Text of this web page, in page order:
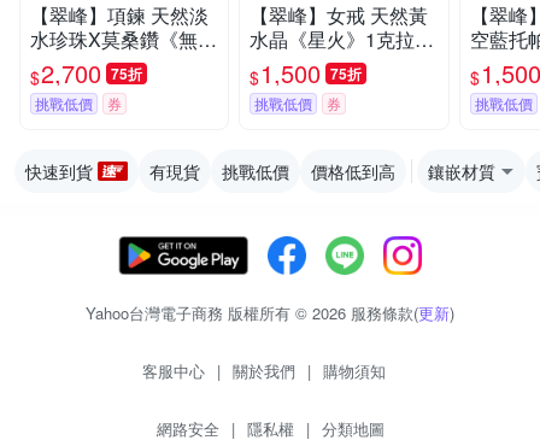
【翠峰】項鍊 天然淡
水珍珠X莫桑鑽《無盡
之愛》鑽石項鍊 七夕
情人節 珍珠項鍊 生日
禮物 飾品 送禮
$2,700 75折
挑戰低價 券
【翠峰】女戒 天然黃
水晶《星火》1克拉純
銀戒指 七夕情人節 鑽
戒 生日 飾品 送禮
$1,500 75折
挑戰低價 券
【翠
空藍托
0分純
人節 鑽
送禮
$1,500
挑戰低價
快速到貨 有現貨 挑戰低價 價格低到高 鑲嵌材質
Yahoo台灣電子商務 版權所有 © 2026 服務條款(更新)
客服中心 | 關於我們 | 購物須知
網路安全 | 隱私權 | 分類地圖